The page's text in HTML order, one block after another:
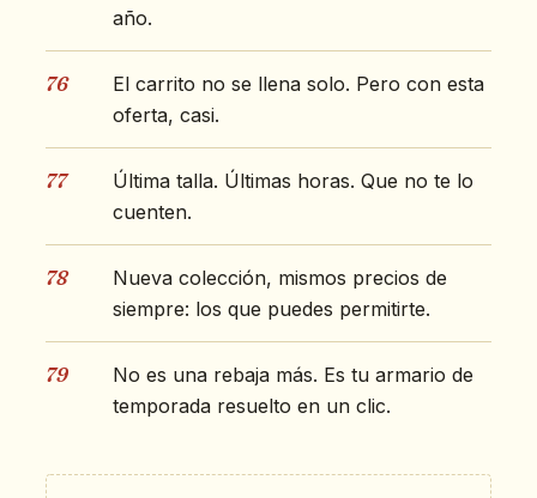
año.
76
El carrito no se llena solo. Pero con esta
oferta, casi.
77
Última talla. Últimas horas. Que no te lo
cuenten.
78
Nueva colección, mismos precios de
siempre: los que puedes permitirte.
79
No es una rebaja más. Es tu armario de
temporada resuelto en un clic.